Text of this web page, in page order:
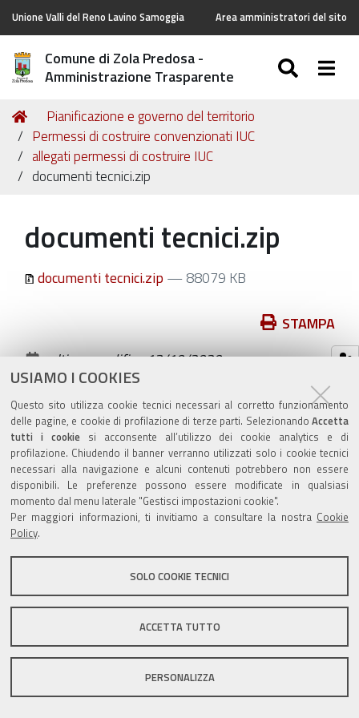
USIAMO I COOKIES
Questo sito utilizza cookie tecnici necessari al corretto funzionamento
delle pagine, e cookie di profilazione di terze parti. Selezionando Accetta
tutti i cookiesi acconsente all’utilizzo dei cookie analytics e di
profilazione. Chiudendo il banner verranno utilizzati solo i cookie tecnici
necessari alla navigazione e alcuni contenuti potrebbero non essere
disponibili. Le preferenze possono essere modificate in qualsiasi
momento dal menu laterale "Gestisci impostazioni cookie".
Per maggiori informazioni, ti invitiamo a consultare la nostra Cookie
Policy.
SOLO COOKIE TECNICI
ACCETTA TUTTO
PERSONALIZZA
Unione Valli del Reno Lavino Samoggia Area amministratori del sito
Comune di Zola Predosa -
Amministrazione Trasparente
Tu
sei
qui:
Home
Pianificazione e governo del territorio
Permessi di costruire convenzionati IUC
allegati permessi di costruire IUC
documenti tecnici.zip
documenti tecnici.zip
documenti tecnici.zip — 88079 KB
STAMPA
ultima modifica13/10/2020
Valuta questo sito
Sito istituzionale Comune di Zola Predosa
Privacy policy|DPO|Accessibilità